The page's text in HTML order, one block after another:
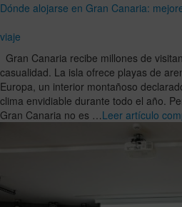
Dónde alojarse en Gran Canaria:
viaje
Gran Canaria recibe millones de
casualidad. La isla ofrece playas de
Europa, un interior montañoso
clima envidiable durante todo el año.
Gran Canaria no es …Leer artículo